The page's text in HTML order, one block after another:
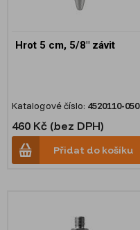
Hrot 5 cm, 5/8" závit
Katalogové číslo: 4520110-050
460 Kč (bez DPH)
Přidat do košíku